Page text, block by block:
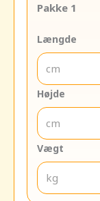
Pakke 1
Længde
Højde
Vægt